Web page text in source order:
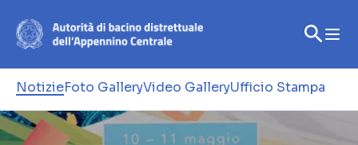
NotizieFoto GalleryVideo GalleryUfficio Stampa